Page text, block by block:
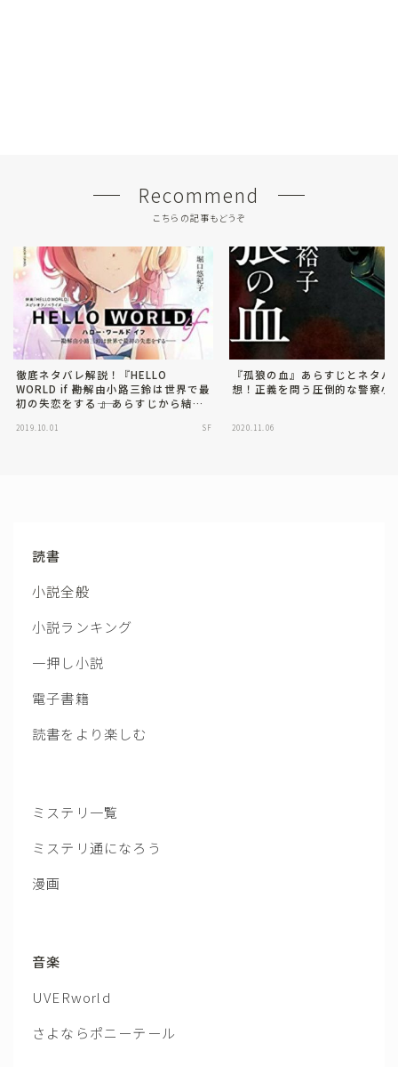
Recommend
こちらの記事もどうぞ
徹底ネタバレ解説！『HELLO
WORLD if ――勘解由小路三鈴は世界で最
初の失恋をする―― 』あらすじから結末
2019.10.01 SF
『孤狼の血』あらすじとネタバ
想！正義を問う圧倒的な警察小
2020.11.06
読書
小説全般
小説ランキング
一押し小説
電子書籍
読書をより楽しむ
ミステリ一覧
ミステリ通になろう
漫画
音楽
UVERworld
さよならポニーテール